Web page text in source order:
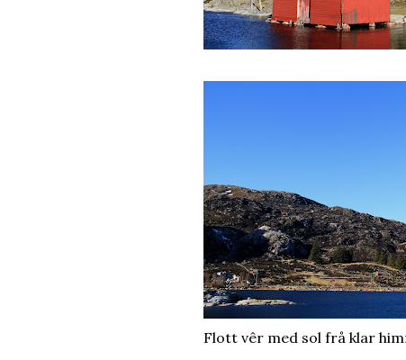
Flott vêr med sol frå klar